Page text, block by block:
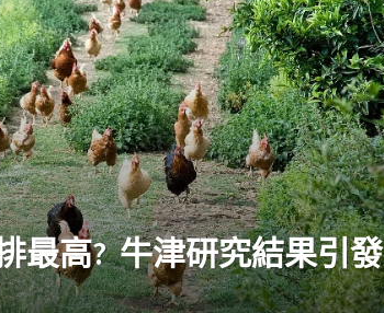
最高? 牛津研究結果引發